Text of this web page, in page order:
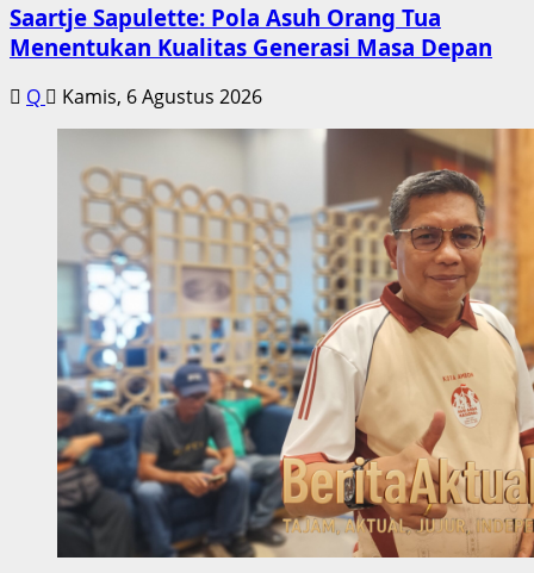
Saartje Sapulette: Pola Asuh Orang Tua
Menentukan Kualitas Generasi Masa Depan
Q Kamis, 6 Agustus 2026